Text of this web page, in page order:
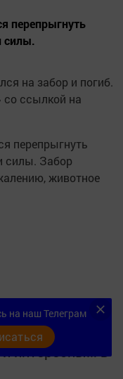
перепрыгнуть
силы.
на забор и погиб.
ссылкой на
перепрыгнуть
силы. Забор
животное
интересным в
на наш Телеграм